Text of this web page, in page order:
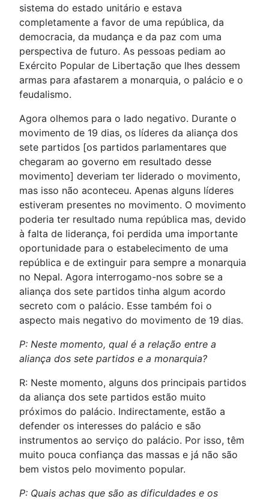
sistema do estado unitário e estava
completamente a favor de uma república, da
democracia, da mudança e da paz com uma
perspectiva de futuro. As pessoas pediam ao
Exército Popular de Libertação que lhes dessem
armas para afastarem a monarquia, o palácio e o
feudalismo.
Agora olhemos para o lado negativo. Durante o
movimento de 19 dias, os líderes da aliança dos
sete partidos [os partidos parlamentares que
chegaram ao governo em resultado desse
movimento] deveriam ter liderado o movimento,
mas isso não aconteceu. Apenas alguns líderes
estiveram presentes no movimento. O movimento
poderia ter resultado numa república mas, devido
à falta de liderança, foi perdida uma importante
oportunidade para o estabelecimento de uma
república e de extinguir para sempre a monarquia
no Nepal. Agora interrogamo-nos sobre se a
aliança dos sete partidos tinha algum acordo
secreto com o palácio. Esse também foi o
aspecto mais negativo do movimento de 19 dias.
P: Neste momento, qual é a relação entre a
aliança dos sete partidos e a monarquia?
R: Neste momento, alguns dos principais partidos
da aliança dos sete partidos estão muito
próximos do palácio. Indirectamente, estão a
defender os interesses do palácio e são
instrumentos ao serviço do palácio. Por isso, têm
muito pouca confiança das massas e já não são
bem vistos pelo movimento popular.
P: Quais achas que são as dificuldades e os